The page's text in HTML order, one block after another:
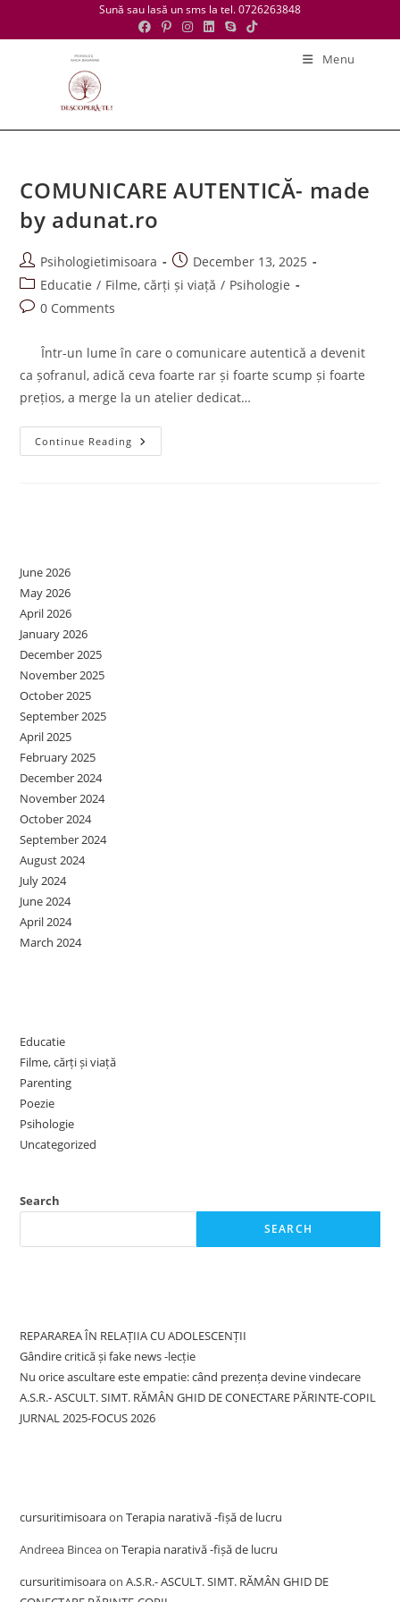
Sună sau lasă un sms la tel. 0726263848
Menu
COMUNICARE AUTENTICĂ- made
by adunat.ro
Post
author:
Psihologietimisoara
Post
published:
December 13, 2025
Post
category:
Educatie / Filme, cărți și viață / Psihologie
Post0 Comments
Într-un lume în care o comunicare autentică a devenit
ca șofranul, adică ceva foarte rar și foarte scump și foarte
prețios, a merge la un atelier dedicat…
Continue Reading COMUNICARE
AUTENTICĂ-
June 2026
May 2026
April 2026
January 2026
December 2025
November 2025
October 2025
September 2025
April 2025
February 2025
December 2024
November 2024
October 2024
September 2024
August 2024
July 2024
June 2024
April 2024
March 2024
Educatie
Filme, cărți și viață
Parenting
Poezie
Psihologie
Uncategorized
Search
SEARCH
REPARAREA ÎN RELAȚIIA CU ADOLESCENȚII
Gândire critică și fake news -lecție
Nu orice ascultare este empatie: când prezența devine vindecare
A.S.R.- ASCULT. SIMT. RĂMÂN GHID DE CONECTARE PĂRINTE-COPIL
JURNAL 2025-FOCUS 2026
cursuritimisoaraonTerapia narativă -fișă de lucru
Andreea BinceaonTerapia narativă -fișă de lucru
cursuritimisoaraonA.S.R.- ASCULT. SIMT. RĂMÂN GHID DE